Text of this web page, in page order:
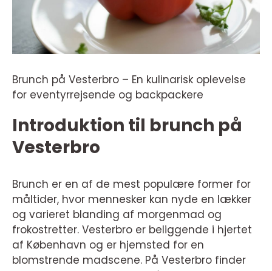
Brunch på Vesterbro – En kulinarisk oplevelse
for eventyrrejsende og backpackere
Introduktion til brunch på
Vesterbro
Brunch er en af de mest populære former for
måltider, hvor mennesker kan nyde en lækker
og varieret blanding af morgenmad og
frokostretter. Vesterbro er beliggende i hjertet
af København og er hjemsted for en
blomstrende madscene. På Vesterbro finder